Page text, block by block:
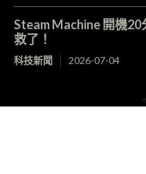
Steam Machine 開機
救了！
科技新聞 2026-07-04